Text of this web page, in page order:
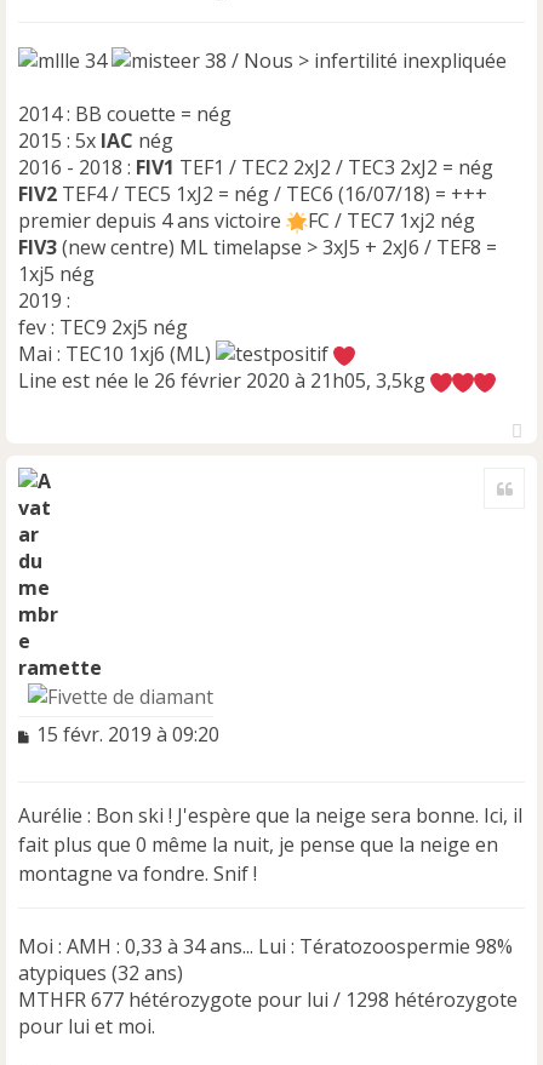
34
38 / Nous > infertilité inexpliquée
2014 : BB couette = nég
2015 : 5x IAC nég
2016 - 2018 : FIV1 TEF1 / TEC2 2xJ2 / TEC3 2xJ2 = nég
FIV2 TEF4 / TEC5 1xJ2 = nég / TEC6 (16/07/18) = +++
premier depuis 4 ans victoire
FC / TEC7 1xj2 nég
FIV3(new centre) ML timelapse > 3xJ5 + 2xJ6 / TEF8 =
1xj5 nég
2019 :
fev : TEC9 2xj5 nég
Mai : TEC10 1xj6 (ML)
Line est née le 26 février 2020 à 21h05, 3,5kg
ramette
M
a
g
e
n
l
u
15 févr. 2019 à 09:20
Aurélie : Bon ski ! J'espère que la neige sera bonne. Ici, il
fait plus que 0 même la nuit, je pense que la neige en
montagne va fondre. Snif !
Moi : AMH : 0,33 à 34 ans... Lui : Tératozoospermie 98%
atypiques (32 ans)
MTHFR 677 hétérozygote pour lui / 1298 hétérozygote
pour lui et moi.